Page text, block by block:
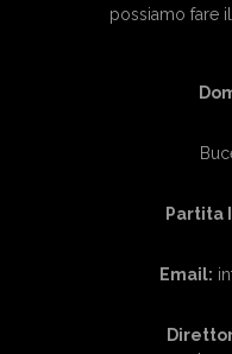
possiamo fare
Partita
Email: